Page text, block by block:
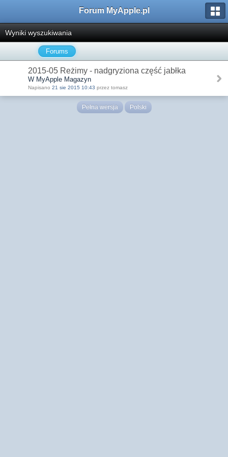
Forum MyApple.pl
Wyniki wyszukiwania
Forums
2015-05 Reżimy - nadgryziona część jabłka
W MyApple Magazyn
Napisano 21 sie 2015 10:43 przez tomasz
Pełna wersja Polski